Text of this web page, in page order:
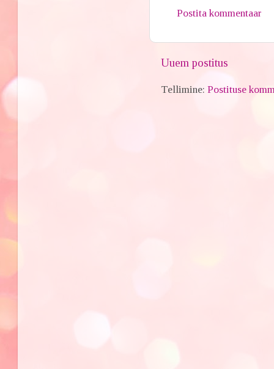
Postita kommentaar
Uuem postitus
Tellimine:Postituse